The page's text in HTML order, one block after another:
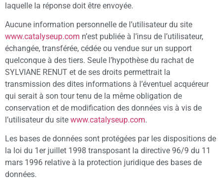
laquelle la réponse doit être envoyée.
Aucune information personnelle de l’utilisateur du site
www.catalyseup.com n’est publiée à l’insu de l’utilisateur,
échangée, transférée, cédée ou vendue sur un support
quelconque à des tiers. Seule l’hypothèse du rachat de
SYLVIANE RENUT et de ses droits permettrait la
transmission des dites informations à l’éventuel acquéreur
qui serait à son tour tenu de la même obligation de
conservation et de modification des données vis à vis de
l’utilisateur du site www.catalyseup.com.
Les bases de données sont protégées par les dispositions de
la loi du 1er juillet 1998 transposant la directive 96/9 du 11
mars 1996 relative à la protection juridique des bases de
données.